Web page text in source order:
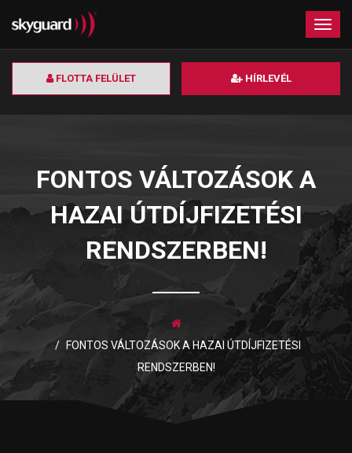
FLOTTA FELÜLET HÍRLEVÉL
×
FONTOS VÁLTOZÁSOK A
HAZAI ÚTDÍJFIZETÉSI
RENDSZERBEN!
FONTOS VÁLTOZÁSOK A HAZAI ÚTDÍJFIZETÉSI
RENDSZERBEN!